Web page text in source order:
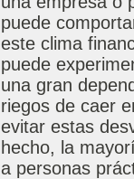
puede
este clima
puede
una gran
riegos de caer
evitar estas
hecho, la
a personas